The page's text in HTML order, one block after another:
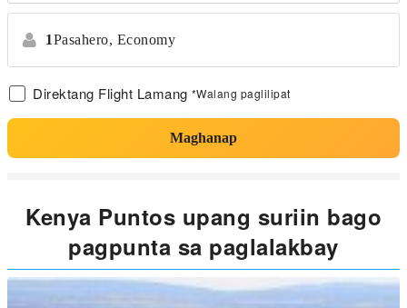
1Pasahero, Economy
Direktang Flight Lamang *Walang paglilipat
Maghanap
Kenya Puntos upang suriin bago
pagpunta sa paglalakbay